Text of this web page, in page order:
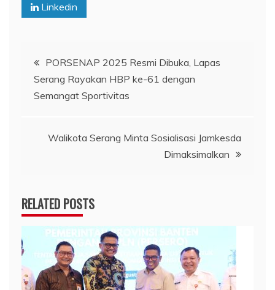
Linkedin
Navigasi
pos
PORSENAP 2025 Resmi Dibuka, Lapas
Serang Rayakan HBP ke-61 dengan
Semangat Sportivitas
Walikota Serang Minta Sosialisasi Jamkesda
Dimaksimalkan
RELATED POSTS